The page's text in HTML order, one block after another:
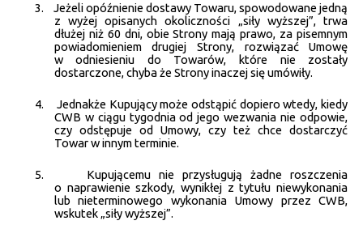
3.
Jeżeli opóźnienie dostawy Towaru, spowodowane jedną
z wyżej opisanych okoliczności „siły wyższej”, trwa
dłużej niż 60 dni, obie Strony mają prawo, za pisemnym
powiadomieniem drugiej Strony, rozwiązać Umowę
w odniesieniu do Towarów, które nie zostały
dostarczone, chyba że Strony inaczej się umówiły.
4.
Jednakże Kupujący może odstąpić dopiero wtedy, kiedy
CWB w ciągu tygodnia od jego wezwania nie odpowie,
czy odstępuje od Umowy, czy też chce dostarczyć
Towar w innym terminie.
5.
Kupującemu nie przysługują żadne roszczenia
o naprawienie szkody, wynikłej z tytułu niewykonania
lub nieterminowego wykonania Umowy przez CWB,
wskutek „siły wyższej”.